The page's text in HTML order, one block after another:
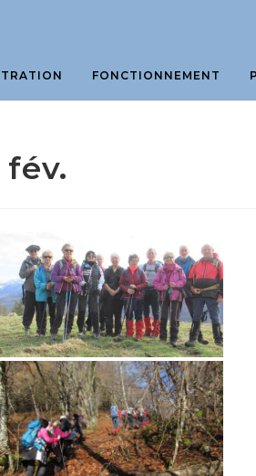
FONCTIONNEMENT
fév.